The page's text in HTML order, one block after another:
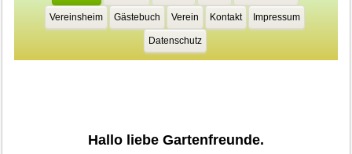
Vereinsheim Gästebuch Verein Kontakt Impressum
Datenschutz
Hallo liebe Gartenfreunde.